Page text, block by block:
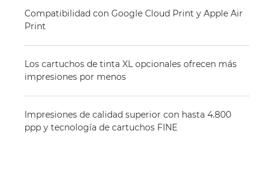
Compatibilidad con Google Cloud Print y Apple Air
Print
Los cartuchos de tinta XL opcionales ofrecen más
impresiones por menos
Impresiones de calidad superior con hasta 4.800
ppp y tecnología de cartuchos FINE